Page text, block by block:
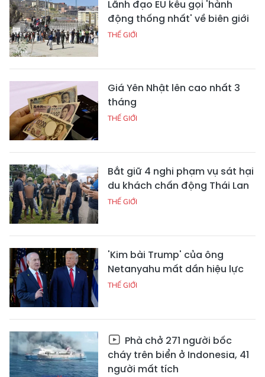
Lãnh đạo EU kêu gọi 'hành
động thống nhất' về biên giới
THẾ GIỚI
Giá Yên Nhật lên cao nhất 3
tháng
THẾ GIỚI
Bắt giữ 4 nghi phạm vụ sát hại
du khách chấn động Thái Lan
THẾ GIỚI
'Kim bài Trump' của ông
Netanyahu mất dần hiệu lực
THẾ GIỚI
Phà chở 271 người bốc
cháy trên biển ở Indonesia, 41
người mất tích